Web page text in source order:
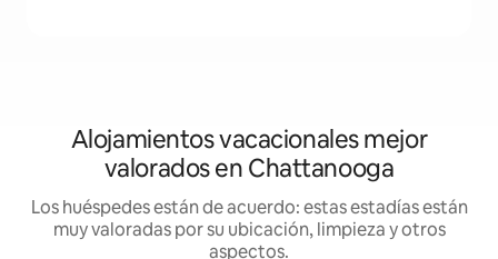
Alojamientos vacacionales mejor
valorados en Chattanooga
Los huéspedes están de acuerdo: estas estadías están
muy valoradas por su ubicación, limpieza y otros
aspectos.